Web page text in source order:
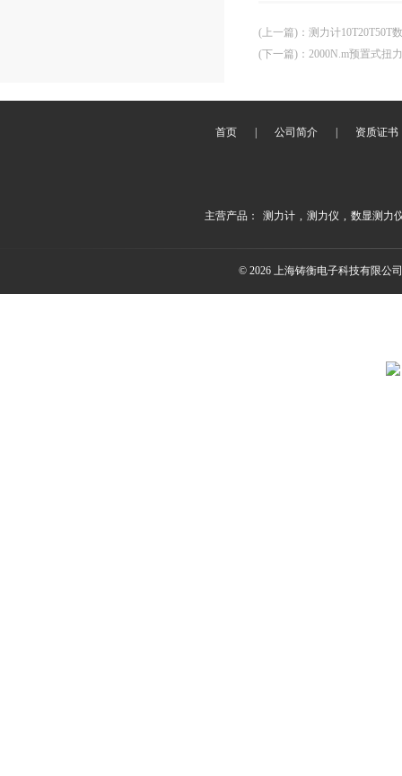
(上一篇) ： 测力计10T20T50T
(下一篇) ： 2000N.m预置式扭
首页 公司简介 资质证书
主营产品： 测力计 , 测力仪 , 数显测力
© 2026 上海铸衡电子科技有限公